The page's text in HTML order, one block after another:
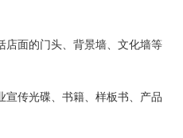
面的门头、背景墙、文化墙等
传光碟、书籍、样板书、产品